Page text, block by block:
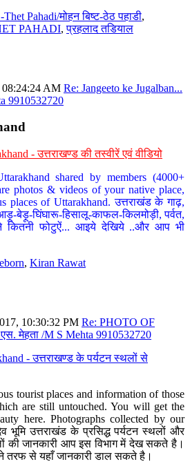
Pahadi/मोहन बिष्ट-ठेठ पहाडी,
PAHADI,प्रहलाद तडियाल
AM Re: Jangeeto ke Jugalban...
9910532720
- उत्तराखण्ड की तस्वीरें एवं वीडियो
shared by members (4000+
photos & videos of your native place,
places of Uttarakhand. उत्तराखंड के गाढ़,
बेड़ू-घिंघारू-हिसालू-काफल-किलमोड़ी, पर्वत,
कितनी फोटुऐं... आइये देखिये ..और आप भी
, Kiran Rawat
10:30:32 PM Re: PHOTO OF
मेहता /M S Mehta 9910532720
- उत्तराखण्ड के पर्यटन स्थलों से
tourist places and information of those
are still untouched. You will get the
here. Photographs collected by our
भूमि उत्तराखंड के प्रसिद्ध पर्यटन स्थलों और
की जानकारी आप इस विभाग में देख सकते है।
से यहाँ जानकारी डाल सकते है।